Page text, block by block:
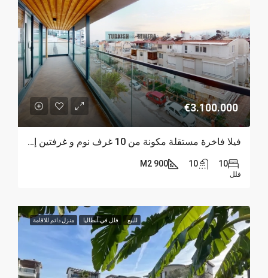
€3.100.000
فيلا فاخرة مستقلة مكونة من 10 غرف نوم و غرفتين إضافيتين في كونيالتي، أنطاليا
10
10
900 M2
فلل
للبيع فلل في أنطاليا منزل دائم للاقامة